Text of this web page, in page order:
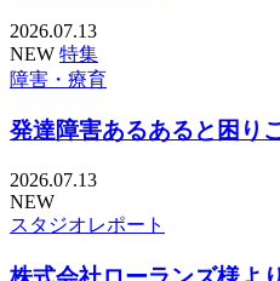
2026.07.13
NEW 特集
障害・療育
発達障害あるあると困り
2026.07.13
NEW
スタジオレポート